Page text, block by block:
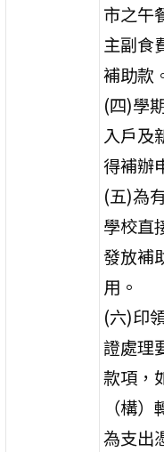
市之午
主副食
補助款
(四)學
入戶及
得補辦
(五)為
學校直
發放補
用。
(六)印
證處理
款項，
（構
為支出